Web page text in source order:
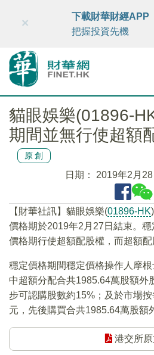
財華智庫網 FINTV
×
下載財華財經APP
把握投資先機
貓眼娛樂(01896-
期間並無行使超額
原創
日期： 2019年2月
【財華社訊】貓眼娛樂(01896-HK
價格期於2019年2月27日結束。
價格期行使超額配股權，而超額配
穩定價格期間穩定價格操作人摩
中超額分配合共1985.64萬股額外
步可認購股數約15%；及於市場
元，先後購買合共1985.64萬股額
港交所原